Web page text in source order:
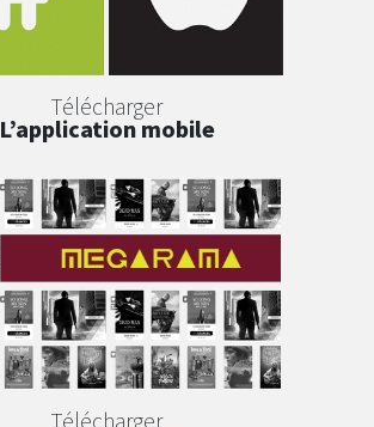
Télécharger
L’application mobile
Télécharger